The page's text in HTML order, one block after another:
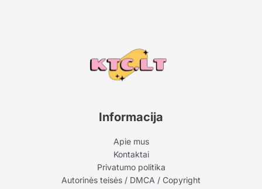
Informacija
Apie mus
Kontaktai
Privatumo politika
Autorinės teisės / DMCA / Copyright